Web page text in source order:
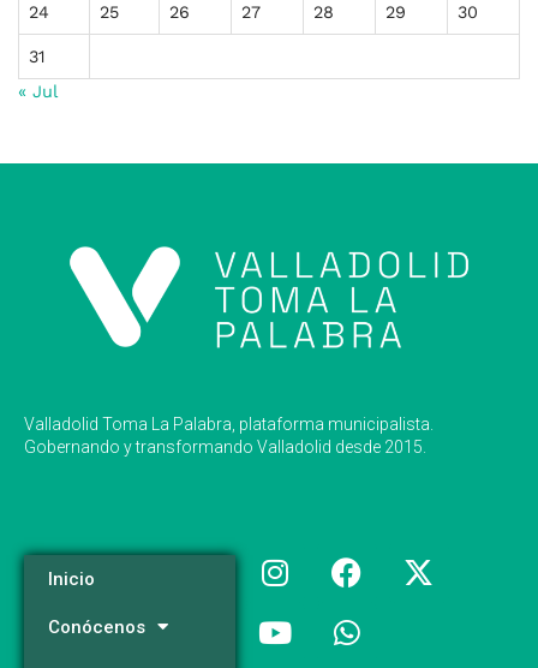
24 25 26 27 28 29 30
31
« Jul
Valladolid Toma La Palabra, plataforma municipalista.
Gobernando y transformando Valladolid desde 2015.
Inicio
Conócenos